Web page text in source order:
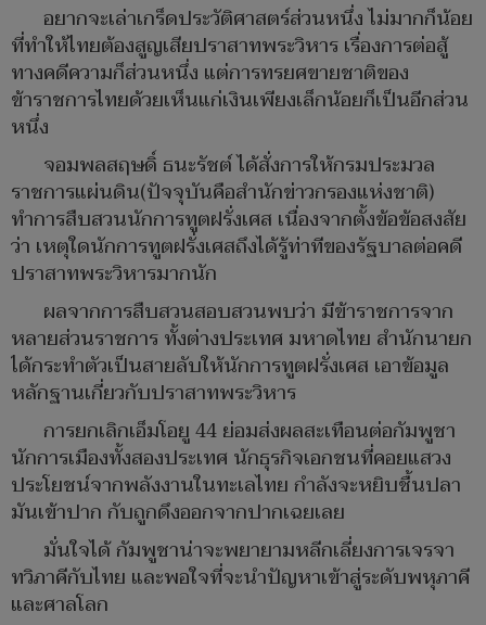
อยากจะเล่าเกร็ดประวัติศาสตร์ส่วนหนึ่ง​ ไม่มากก็น้อย
ที่ทำให้ไทยต้องสูญเสียปราสาทพระวิหาร​ เรื่องการต่อสู้
ทางคดีความก็ส่วนหนึ่ง​ แต่การทรยศขายชาติของ
ข้าราชการไทยด้วยเห็นแก่เงินเพียงเล็กน้อยก็เป็นอีกส่วน
หนึ่ง
จอมพลสฤษดิ์ ธนะรัชต์​ ได้สั่งการให้กรมประมวล
ราชการแผ่นดิน​(ปัจจุบันคือ​สำนักข่าวกรองแห่งชาติ)​
ทำการสืบสวนนักการทูตฝรั่งเศส​ เนื่องจากตั้งข้อข้อสงสัย
ว่า​ เหตุใดนักการทูตฝรั่งเศสถึงได้รู้ท่าทีของรัฐบาลต่อคดี
ปราสาทพระวิหารมากนัก
ผลจากการสืบสวนสอบสวนพบว่า​ มีข้าราชการจาก
หลายส่วนราชการ​ ทั้งต่างประเทศ​ มหาดไทย​ สำนักนายก​
ได้กระทำตัวเป็นสายลับให้นักการทูตฝรั่งเศส​ เอาข้อมูล
หลักฐานเกี่ยวกับปราสาทพระวิหาร
การยกเลิกเอ็มโอยู​ 44​ ย่อมส่งผลสะเทือนต่อกัมพูชา​
นักการเมืองทั้งสองประเทศ​ นักธุรกิจเอกชนที่คอยแสวง
ประโยชน์จากพลังงานในทะเลไทย กำลังจะหยิบชื้นปลา
มันเข้าปาก​ กับถูกดึงออกจากปากเฉยเลย
มั่นใจได้​ กัมพูชาน่าจะพยายามหลีกเลี่ยงการเจรจา
ทวิภาคีกับไทย​ และพอใจที่จะนำปัญหาเข้าสู่ระดับพหุภาคี
และศาลโลก